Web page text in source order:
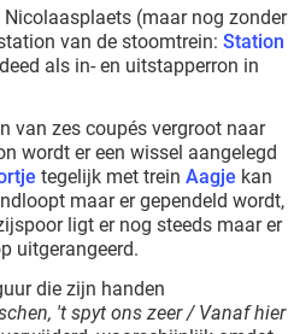
(maar nog zonder
van de stoomtrein: Station
als in- en uitstapperron in
van zes coupés vergroot naar
wordt er een wissel aangelegd
tegelijk met trein Aagje kan
maar er gependeld wordt,
ligt er nog steeds maar er
uitgerangeerd.
die zijn handen
't spyt ons zeer / Vanaf hier